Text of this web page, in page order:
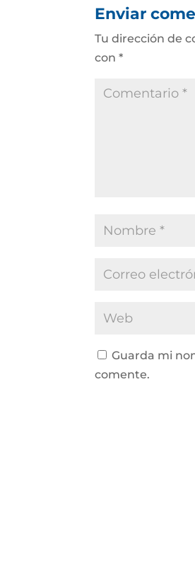
Enviar
Tu dirección de
con*
Guarda mi
comente.